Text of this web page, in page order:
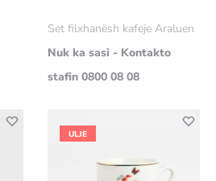
shumë
Set filxhanësh kafeje Araluen
Nuk ka sasi - Kontakto
stafin 0800 08 08
ULJE